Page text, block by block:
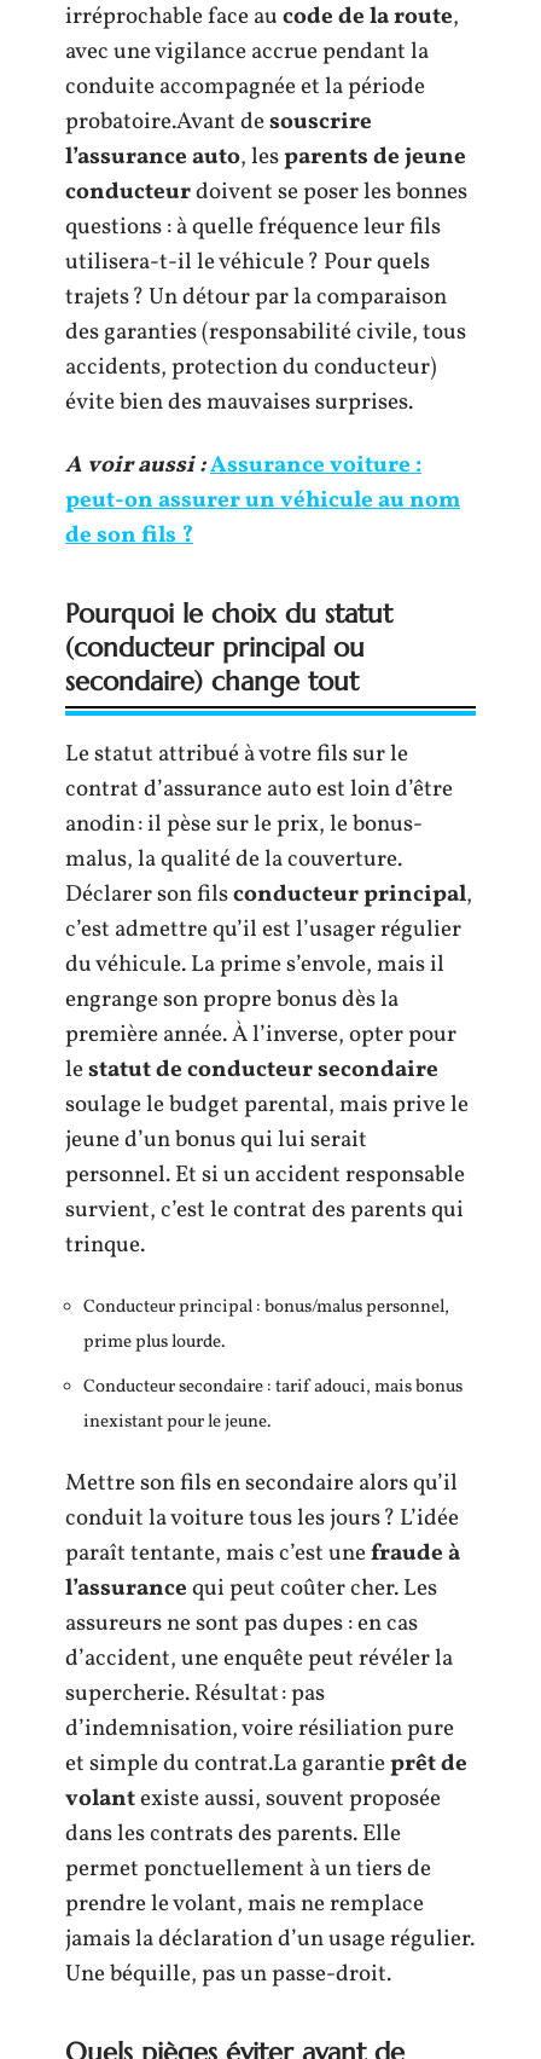
irréprochable face aucode de la route,
avec une vigilance accrue pendant la
conduite accompagnée et la période
probatoire.Avant desouscrire
l’assurance auto, lesparents de jeune
conducteurdoivent se poser les bonnes
questions : à quelle fréquence leur fils
utilisera-t-il le véhicule ? Pour quels
trajets ? Un détour par la comparaison
des garanties (responsabilité civile, tous
accidents, protection du conducteur)
évite bien des mauvaises surprises.
A voir aussi :Assurance voiture :
peut-on assurer un véhicule au nom
de son fils ?
Pourquoi le choix du statut
(conducteur principal ou
secondaire) change tout
Le statut attribué à votre fils sur le
contrat d’assurance auto est loin d’être
anodin : il pèse sur le prix, le bonus-
malus, la qualité de la couverture.
Déclarer son filsconducteur principal,
c’est admettre qu’il est l’usager régulier
du véhicule. La prime s’envole, mais il
engrange son propre bonus dès la
première année. À l’inverse, opter pour
lestatut de conducteur secondaire
soulage le budget parental, mais prive le
jeune d’un bonus qui lui serait
personnel. Et si un accident responsable
survient, c’est le contrat des parents qui
trinque.
Conducteur principal : bonus/malus personnel,
prime plus lourde.
Conducteur secondaire : tarif adouci, mais bonus
inexistant pour le jeune.
Mettre son fils en secondaire alors qu’il
conduit la voiture tous les jours ? L’idée
paraît tentante, mais c’est unefraude à
l’assurancequi peut coûter cher. Les
assureurs ne sont pas dupes : en cas
d’accident, une enquête peut révéler la
supercherie. Résultat : pas
d’indemnisation, voire résiliation pure
et simple du contrat.La garantieprêt de
volantexiste aussi, souvent proposée
dans les contrats des parents. Elle
permet ponctuellement à un tiers de
prendre le volant, mais ne remplace
jamais la déclaration d’un usage régulier.
Une béquille, pas un passe-droit.
Quels pièges éviter avant de